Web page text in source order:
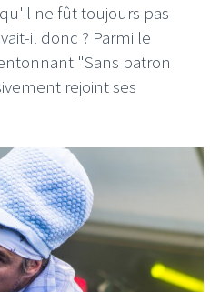
ne fût toujours pas
il donc ? Parmi le
"Sans patron
rejoint ses